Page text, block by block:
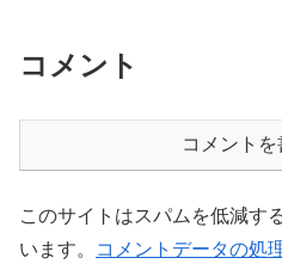
コメント
コメント
このサイトはスパムを低減す
います。
コメントデータの処